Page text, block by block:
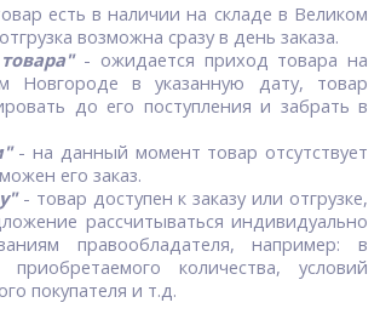
есть в наличии на складе в Великом
возможна сразу в день заказа.
- ожидается приход товара на
Новгороде в указанную дату, товар
до его поступления и забрать в
- на данный момент товар отсутствует
его заказ.
- товар доступен к заказу или отгрузке,
рассчитываться индивидуально
правообладателя, например: в
количества, условий
покупателя и т.д.